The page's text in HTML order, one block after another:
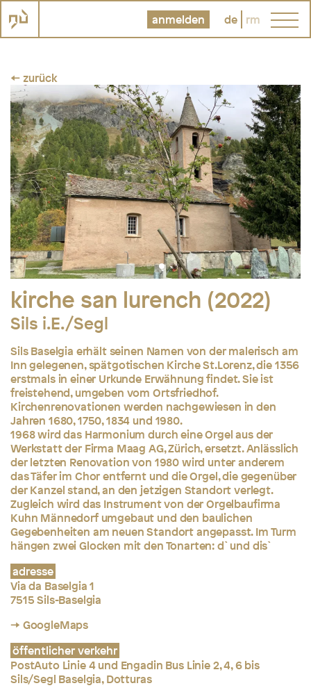
anmelden de rm
← zurück
kirche san lurench (2022)
Sils i.E./Segl
Sils Baselgia erhält seinen Namen von der malerisch am
Inn gelegenen, spätgotischen Kirche St.Lorenz, die 1356
erstmals in einer Urkunde Erwähnung findet. Sie ist
freistehend, umgeben vom Ortsfriedhof.
Kirchenrenovationen werden nachgewiesen in den
Jahren 1680, 1750, 1834 und 1980.
1968 wird das Harmonium durch eine Orgel aus der
Werkstatt der Firma Maag AG, Zürich, ersetzt. Anlässlich
der letzten Renovation von 1980 wird unter anderem
das Täfer im Chor entfernt und die Orgel, die gegenüber
der Kanzel stand, an den jetzigen Standort verlegt.
Zugleich wird das Instrument von der Orgelbaufirma
Kuhn Männedorf umgebaut und den baulichen
Gegebenheiten am neuen Standort angepasst. Im Turm
hängen zwei Glocken mit den Tonarten: d` und dis`
adresse
Via da Baselgia 1
7515 Sils-Baselgia
→ GoogleMaps
öffentlicher verkehr
PostAuto Linie 4 und Engadin Bus Linie 2, 4, 6 bis
Sils/Segl Baselgia, Dotturas